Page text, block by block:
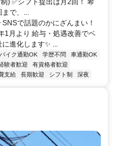
で、...
話題のかにざんまい！
り 給与・処遇改善でベ
進化します✨ ...
バイク通勤OK 学歴不問
車通勤OK
験者歓迎
有資格者歓迎
支給 長期歓迎 シフト制 深夜